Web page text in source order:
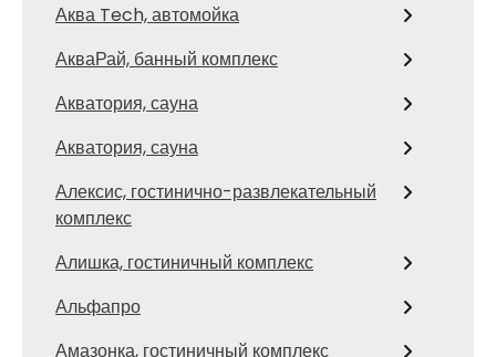
Аква Tech, автомойка
АкваРай, банный комплекс
Акватория, сауна
Акватория, сауна
Алексис, гостинично-развлекательный
комплекс
Алишка, гостиничный комплекс
Альфапро
Амазонка, гостиничный комплекс